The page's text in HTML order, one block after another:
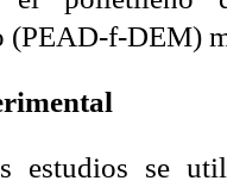
(PEAD-f-DEM)
estudios se